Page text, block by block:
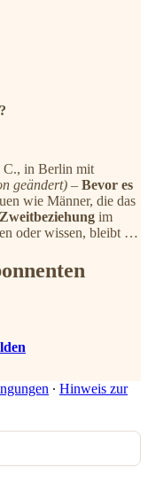
C., in Berlin mit
geändert) – Bevor es
wie Männer, die das
Zweitbeziehung im
oder wissen, bleibt …
∙ Hinweis zur